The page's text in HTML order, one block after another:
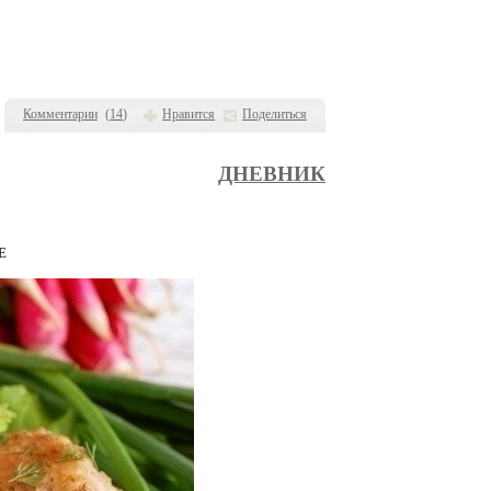
Комментарии (14) Нравится Поделиться
ДНЕВНИК